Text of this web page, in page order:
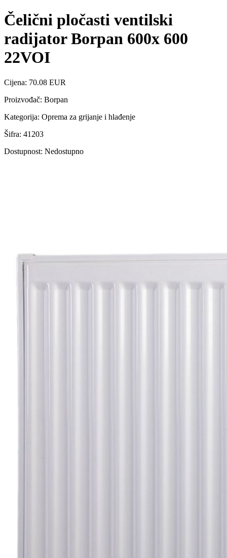
Čelični pločasti ventilski
radijator Borpan 600x 600
22VOI
Cijena: 70.08 EUR
Proizvođač: Borpan
Kategorija: Oprema za grijanje i hlađenje
Šifra: 41203
Dostupnost: Nedostupno